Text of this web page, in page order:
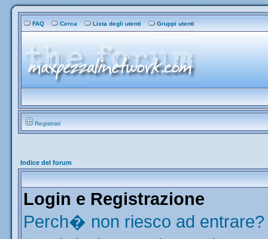
FAQ Cerca Lista degli utenti Gruppi utenti
Registrati
Indice del forum
Login e Registrazione
Perch� non riesco ad entrare?